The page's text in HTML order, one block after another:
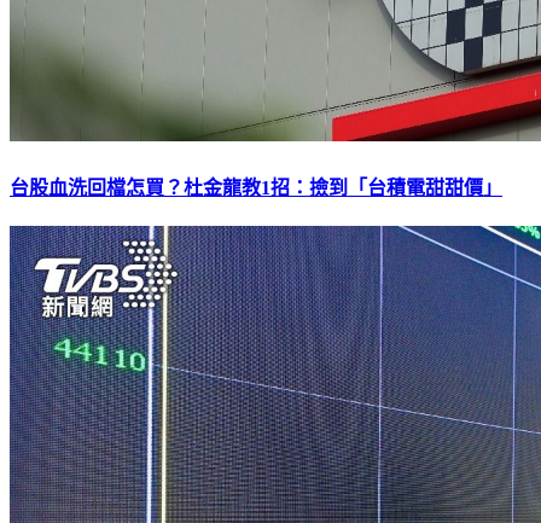
台股血洗回檔怎買？杜金龍教1招：撿到「台積電甜甜價」